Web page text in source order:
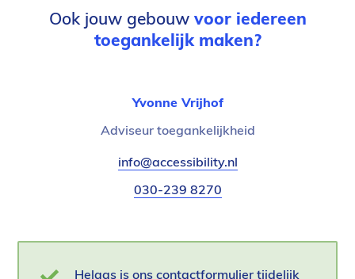
Ook jouw gebouw voor iedereen
toegankelijk maken?
Yvonne Vrijhof
Functietitel:
Adviseur toegankelijkheid
E-
mail:
info@accessibility.nl
Telefoonnummer:
030-239 8270
Statusbericht
Helaas is ons contactformulier tijdelijk